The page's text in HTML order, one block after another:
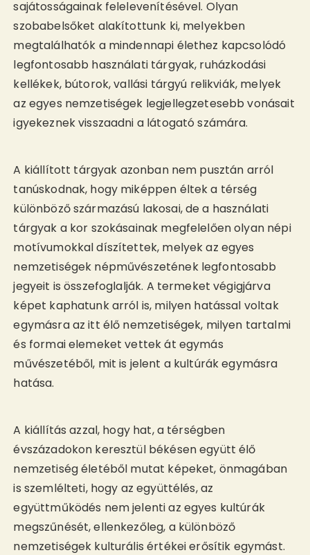
sajátosságainak felelevenítésével. Olyan
szobabelsőket alakítottunk ki, melyekben
megtalálhatók a mindennapi élethez kapcsolódó
legfontosabb használati tárgyak, ruházkodási
kellékek, bútorok, vallási tárgyú relikviák, melyek
az egyes nemzetiségek legjellegzetesebb vonásait
igyekeznek visszaadni a látogató számára.
A kiállított tárgyak azonban nem pusztán arról
tanúskodnak, hogy miképpen éltek a térség
különböző származású lakosai, de a használati
tárgyak a kor szokásainak megfelelően olyan népi
motívumokkal díszítettek, melyek az egyes
nemzetiségek népművészetének legfontosabb
jegyeit is összefoglalják. A termeket végigjárva
képet kaphatunk arról is, milyen hatással voltak
egymásra az itt élő nemzetiségek, milyen tartalmi
és formai elemeket vettek át egymás
művészetéből, mit is jelent a kultúrák egymásra
hatása.
A kiállítás azzal, hogy hat, a térségben
évszázadokon keresztül békésen együtt élő
nemzetiség életéből mutat képeket, önmagában
is szemlélteti, hogy az együttélés, az
együttműködés nem jelenti az egyes kultúrák
megszűnését, ellenkezőleg, a különböző
nemzetiségek kulturális értékei erősítik egymást.